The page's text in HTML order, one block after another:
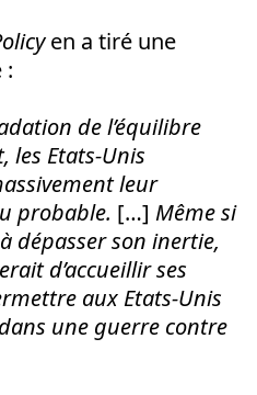
en a tiré une
:
de l’équilibre
les Etats-Unis
leur
probable. […] Même si
dépasser son inertie,
d’accueillir ses
aux Etats-Unis
une guerre contre